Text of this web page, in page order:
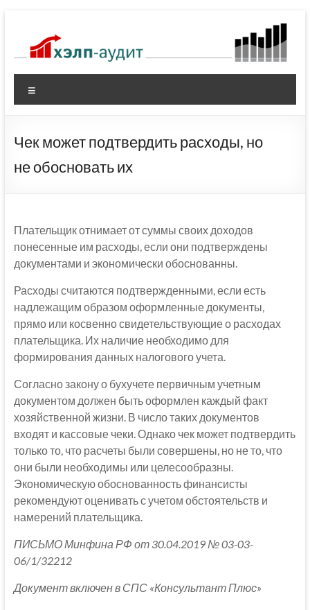
содержимому
Чек может подтвердить расходы, но
не обосновать их
Плательщик отнимает от суммы своих доходов
понесенные им расходы, если они подтверждены
документами и экономически обоснованны.
Расходы считаются подтвержденными, если есть
надлежащим образом оформленные документы,
прямо или косвенно свидетельствующие о расходах
плательщика. Их наличие необходимо для
формирования данных налогового учета.
Согласно закону о бухучете первичным учетным
документом должен быть оформлен каждый факт
хозяйственной жизни. В число таких документов
входят и кассовые чеки. Однако чек может подтвердить
только то, что расчеты были совершены, но не то, что
они были необходимы или целесообразны.
Экономическую обоснованность финансисты
рекомендуют оценивать с учетом обстоятельств и
намерений плательщика.
ПИСЬМО Минфина РФ от 30.04.2019 № 03-03-
06/1/32212
Документ включен в СПС «Консультант Плюс»